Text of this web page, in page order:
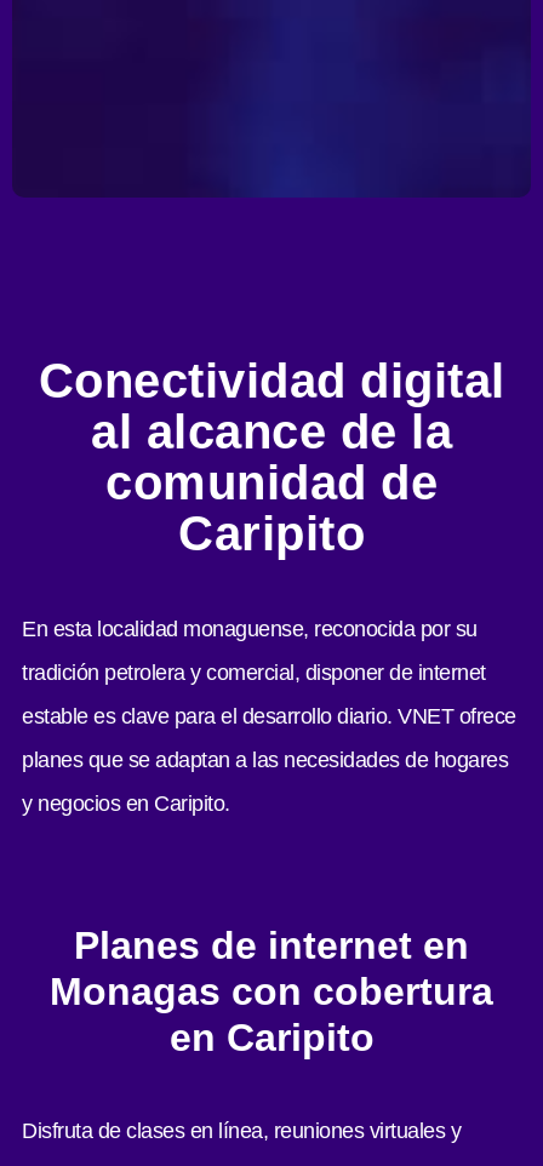
Conectividad digital
al alcance de la
comunidad de
Caripito
En esta localidad monaguense, reconocida por su
tradición petrolera y comercial, disponer de internet
estable es clave para el desarrollo diario. VNET ofrece
planes que se adaptan a las necesidades de hogares
y negocios en Caripito.
Planes de internet en
Monagas con cobertura
en Caripito
Disfruta de clases en línea, reuniones virtuales y